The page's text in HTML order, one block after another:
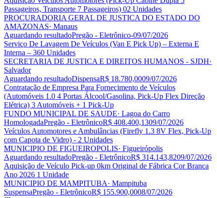
Passageiros, Transporte 7 Passageiros) 02 Unidades
PROCURADORIA GERAL DE JUSTICA DO ESTADO DO
AMAZONAS· Manaus
Aguardando resultadoPregão - Eletrônico-09/07/2026
Serviço De Lavagem De Veículos (Van E Pick Up) – Externa E
Interna – 360 Unidades
SECRETARIA DE JUSTICA E DIREITOS HUMANOS - SJDH·
Salvador
Aguardando resultadoDispensaR$ 18.780,0009/07/2026
Contratação de Empresa Para Fornecimento de Veículos
(Automóveis 1.0 4 Portas Álcool/Gasolina, Pick-Up Flex Direção
Elétrica) 3 Automóveis + 1 Pick-Up
FUNDO MUNICIPAL DE SAUDE· Lagoa do Carro
HomologadaPregão - EletrônicoR$ 408.400,1309/07/2026
Veículos Automotores e Ambulâncias (Firefly 1.3 8V Flex, Pick-Up
com Capota de Vidro) - 2 Unidades
MUNICIPIO DE FIGUEIROPOLIS· Figueirópolis
Aguardando resultadoPregão - EletrônicoR$ 314.143,8209/07/2026
Aquisição de Veículo Pick-up 0km Original de Fábrica Cor Branca
Ano 2026 1 Unidade
MUNICIPIO DE MAMPITUBA· Mampituba
SuspensaPregão - EletrônicoR$ 155.900,0008/07/2026